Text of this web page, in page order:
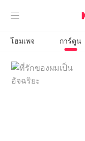

โฮมเพจ การ์ตูน